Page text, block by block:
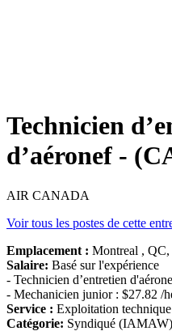
Technicien
d’aéronef -
AIR CANADA
Voir tous les postes de cette
Emplacement : Montreal , QC,
Salaire: Basé sur l'expérience
- Technicien d’entretien
- Mechanicien junior : $27.82 /
Service : Exploitation technique
Catégorie: Syndiqué (IAMAW)